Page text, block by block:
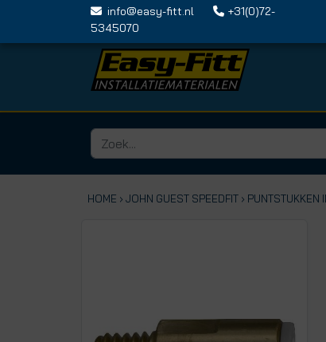
info@easy-fitt.nl
+31(0)72-
5345070
HOME › JOHN GUEST SPEEDFIT › PUNTSTUKKEN